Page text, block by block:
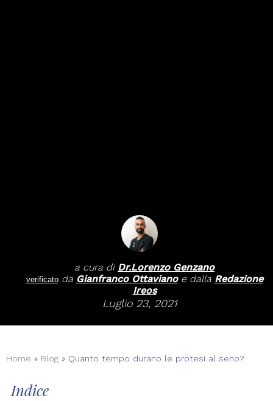
a cura di Dr.Lorenzo Genzano
verificatoda Gianfranco Ottavianoe dalla Redazione
Ireos
Luglio 23, 2021
Home » Blog » Quanto tempo durano le protesi al seno?
Indice